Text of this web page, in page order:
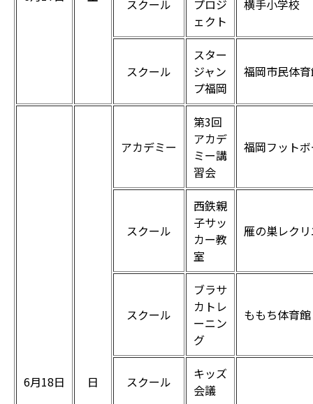
スクール
プロジ
ェクト
横手小学校
スクール
スター
ジャン
プ福岡
福岡市民体
6月18日 日
アカデミー
第3回
アカデ
ミー講
習会
福岡フット
スクール
西鉄親
子サッ
カー教
室
雁の巣レク
スクール
ブラサ
カトレ
ーニン
グ
ももち体育館
スクール
キッズ
会議